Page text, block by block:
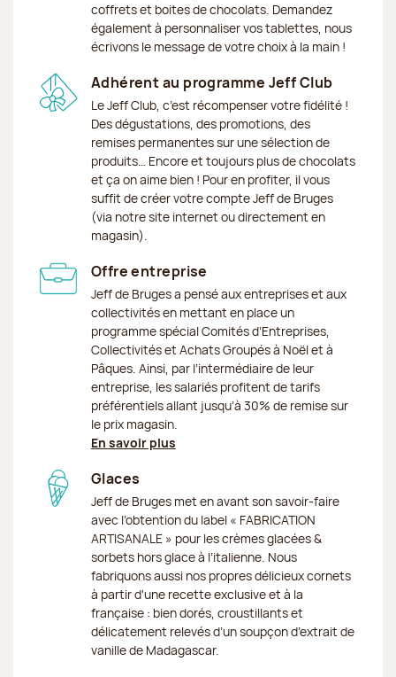
coffrets et boites de chocolats. Demandez
également à personnaliser vos tablettes, nous
écrivons le message de votre choix à la main !
Adhérent au programme Jeff Club
Le Jeff Club, c’est récompenser votre fidélité !
Des dégustations, des promotions, des
remises permanentes sur une sélection de
produits… Encore et toujours plus de chocolats
et ça on aime bien ! Pour en profiter, il vous
suffit de créer votre compte Jeff de Bruges
(via notre site internet ou directement en
magasin).
Offre entreprise
Jeff de Bruges a pensé aux entreprises et aux
collectivités en mettant en place un
programme spécial Comités d’Entreprises,
Collectivités et Achats Groupés à Noël et à
Pâques. Ainsi, par l’intermédiaire de leur
entreprise, les salariés profitent de tarifs
préférentiels allant jusqu’à 30% de remise sur
le prix magasin.
En savoir plus
Glaces
Jeff de Bruges met en avant son savoir-faire
avec l’obtention du label « FABRICATION
ARTISANALE » pour les crèmes glacées &
sorbets hors glace à l’italienne. Nous
fabriquons aussi nos propres délicieux cornets
à partir d'une recette exclusive et à la
française : bien dorés, croustillants et
délicatement relevés d’un soupçon d’extrait de
vanille de Madagascar.